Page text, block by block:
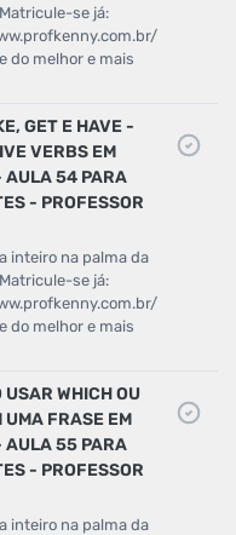
se já:
do melhor e mais
GET E HAVE -
VERBS EM
AULA 54 PARA
- PROFESSOR
inteiro na palma da
se já:
do melhor e mais
USAR WHICH OU
UMA FRASE EM
AULA 55 PARA
- PROFESSOR
inteiro na palma da